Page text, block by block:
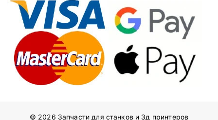
© 2026 Запчасти для станков и 3д принтеров